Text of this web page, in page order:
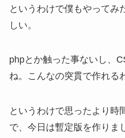
というわけで僕もやってみ
しい。
phpとか触った事ないし、
ね。こんなの突貫で作れる
というわけで思ったより時
で、今日は暫定版を作りま